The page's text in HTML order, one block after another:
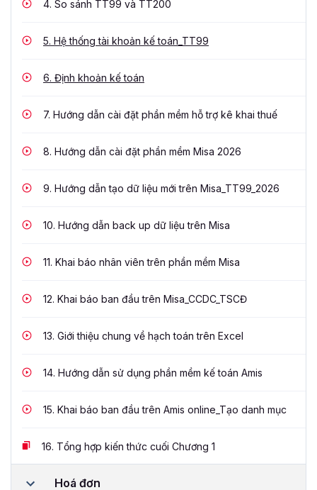
4. So sánh TT99 và TT200
5. Hệ thống tài khoản kế toán_TT99
6. Định khoản kế toán
7. Hướng dẫn cài đặt phần mềm hỗ trợ kê khai thuế
8. Hướng dẫn cài đặt phần mềm Misa 2026
9. Hướng dẫn tạo dữ liệu mới trên Misa_TT99_2026
10. Hướng dẫn back up dữ liệu trên Misa
11. Khai báo nhân viên trên phần mềm Misa
12. Khai báo ban đầu trên Misa_CCDC_TSCĐ
13. Giới thiệu chung về hạch toán trên Excel
14. Hướng dẫn sử dụng phần mềm kế toán Amis
15. Khai báo ban đầu trên Amis online_Tạo danh mục
16. Tổng hợp kiến thức cuối Chương 1
Hoá đơn